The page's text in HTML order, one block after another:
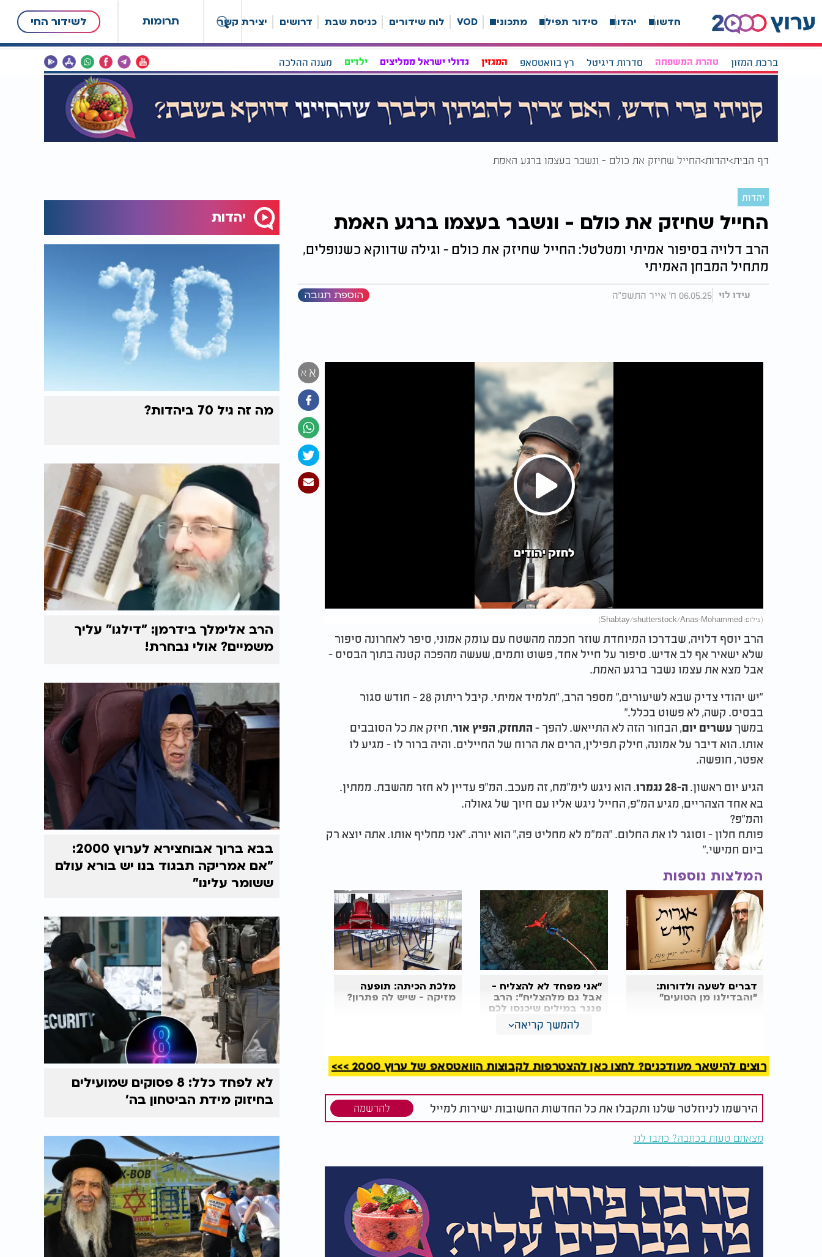
תרומות לשידור החי חדשות יהדות סידור תפילה מתכונים VOD לוח שידורים כניסת שבת דרושים יצירת קשר
ברכת המזון טהרת המשפחה סדרות דיגיטל רץ בוואטסאפ המגזין גדולי ישראל ממליצים ילדים מענה ההלכה
דף הבית יהדות החייל שחיזק את כולם - ונשבר בעצמו ברגע האמת
יהדות
החייל שחיזק את כולם - ונשבר בעצמו ברגע האמת
הרב דלויה בסיפור אמיתי ומטלטל: החייל שחיזק את כולם - וגילה שדווקא כשנופלים,
מתחיל המבחן האמיתי
עידו לוי 06.05.25 ח' אייר התשפ"ה הוספת תגובה
א א
Play
Video
(צילום: Shabtay/shutterstock/Anas-Mohammed)
הרב יוסף דלויה, שבדרכו המיוחדת שוזר חכמה מהשטח עם עומק אמוני, סיפר לאחרונה סיפור
שלא ישאיר אף לב אדיש. סיפור על חייל אחד, פשוט ותמים, שעשה מהפכה קטנה בתוך הבסיס -
אבל מצא את עצמו נשבר ברגע האמת.
"יש יהודי צדיק שבא לשיעורים," מספר הרב, "תלמיד אמיתי. קיבל ריתוק 28 - חודש סגור
בבסיס. קשה, לא פשוט בכלל."
במשך עשרים יום, הבחור הזה לא התייאש. להפך - התחזק, הפיץ אור, חיזק את כל הסובבים
אותו. הוא דיבר על אמונה, חילק תפילין, הרים את הרוח של החיילים. והיה ברור לו - מגיע לו
אפטר, חופשה.
הגיע יום ראשון. ה-28 נגמרו
. הוא ניגש לימ"מח, זה מעכב. המ"פ עדיין לא חזר מהשבת. ממתין.
בא אחד הצהריים, מגיע המ"פ, החייל ניגש אליו עם חיוך של גאולה.
והמ"פ?
פותח חלון - וסוגר לו את החלום. "המ"מ לא מחליט פה," הוא יורה. "אני מחליף אותו. אתה יוצא רק
ביום חמישי."
המלצות נוספות
דברים לשעה ולדורות:
"והבדילנו מן הטועים"
״אני מפחד לא להצליח -
אבל גם מלהצליח״: הרב
פנגר במילים שיכנסו לכם
מלכת הכיתה: תופעה
מזיקה - שיש לה פתרון?
"תקשיב," אומר הרב דלויה, "הוא נכנס למרה שחורה. הראש שלו למטה, הלב שלו נשבר. הוא
אומר לעצמו - אני חיזקתי את כולם באמונה, ובסוף - אני נפלתי."
ואז מגיע הרגע שהופך את הסיפור לאבן דרך אמונית.
כשהחייל מרים את הראש - הוא רואה חייל אחר,עם התפילין שלו.
בום.
"זה לא חוכמה רק לדבר," מסביר הרב דלויה, "זה לא חוכמה רק לחזק אחרים.תדע לך - האדם
שהכי קשה לחזק, זה את עצמך."
וברגעים האלו, כשהחיים בועטים בך בחזרה, הקדוש ברוך הוא שואל אותך:'ועכשיו, מה אתה
עושה? גם אתה מחזיק מעמד?'
להמשך קריאה
רוצים להישאר מעודכנים? לחצו כאן להצטרפות לקבוצות הוואטסאפ של ערוץ 2000 >>>
הירשמו לניוזלטר שלנו ותקבלו את כל החדשות החשובות ישירות למייל להרשמה
מצאתם טעות בכתבה? כתבו לנו
יהדות
מה זה גיל 70 ביהדות?
הרב אלימלך בידרמן: "דילגו" עליך
משמיים? אולי נבחרת!
בבא ברוך אבוחצירא לערוץ 2000:
"אם אמריקה תבגוד בנו יש בורא עולם
ששומר עלינו"
לא לפחד כלל: 8 פסוקים שמועילים
בחיזוק מידת הביטחון בה'